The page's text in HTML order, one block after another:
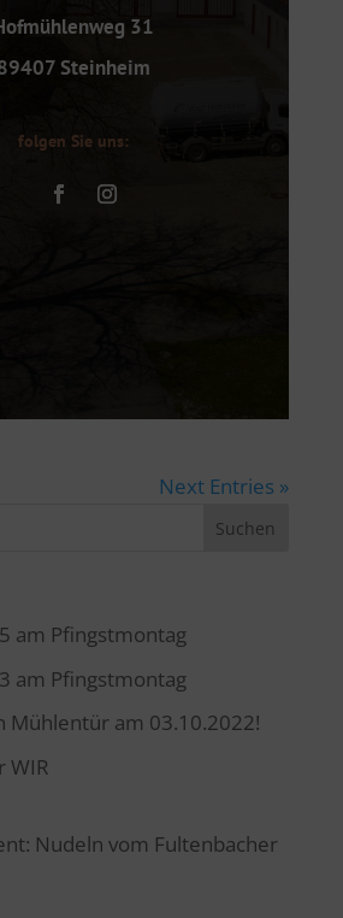
31
Steinheim
folgen Sie uns:
Next Entries »
am Pfingstmontag
am Pfingstmontag
Mühlentür am 03.10.2022!
WIR
Nudeln vom Fultenbacher